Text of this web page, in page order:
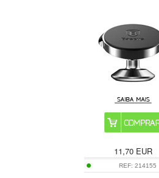
11,70EUR
REF: 214155